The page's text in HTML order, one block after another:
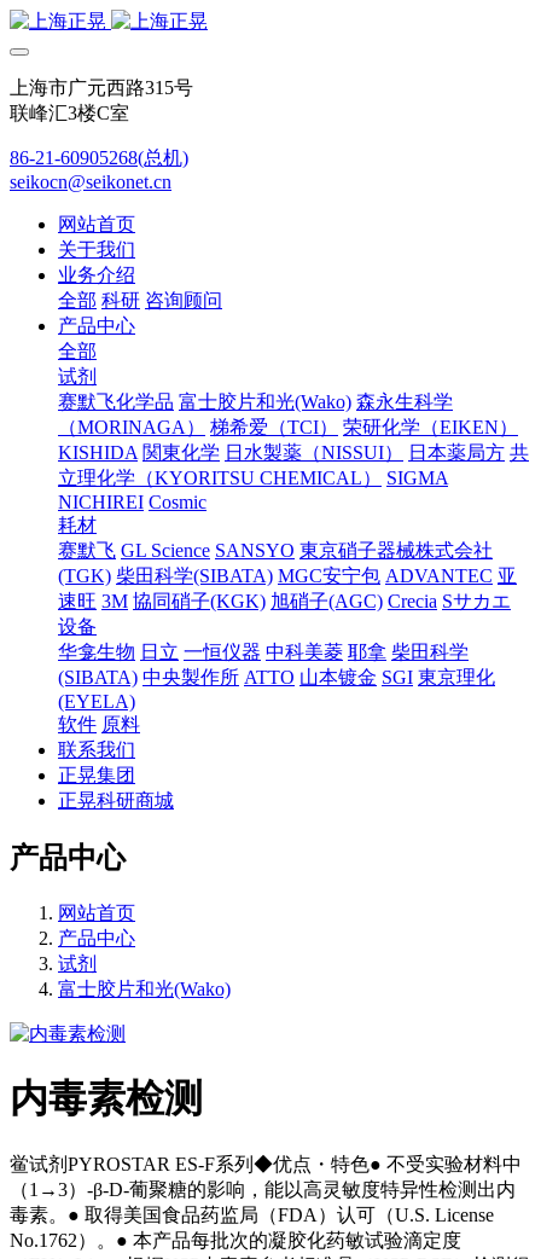
上海市广元西路315号
联峰汇3楼C室
86-21-60905268(总机)
seikocn@seikonet.cn
网站首页
关于我们
业务介绍
全部 科研 咨询顾问
产品中心
全部
试剂
赛默飞化学品 富士胶片和光(Wako) 森永生科学
（MORINAGA）
梯希爱（TCI）
荣研化学（EIKEN）
KISHIDA 関東化学 日水製薬（NISSUI） 日本薬局方 共
立理化学（KYORITSU CHEMICAL）
SIGMA
NICHIREI Cosmic
耗材
赛默飞 GL Science SANSYO 東京硝子器械株式会社
(TGK) 柴田科学(SIBATA) MGC安宁包 ADVANTEC 亚
速旺 3M 協同硝子(KGK) 旭硝子(AGC) Crecia Sサカエ
设备
华龛生物 日立 一恒仪器 中科美菱 耶拿 柴田科学
(SIBATA) 中央製作所 ATTO 山本镀金 SGI 東京理化
(EYELA)
软件 原料
联系我们
正晃集团
正晃科研商城
产品中心
网站首页
产品中心
试剂
富士胶片和光(Wako)
内毒素检测
鲎试剂PYROSTAR ES-F系列◆优点・特色● 不受实验材料中
（1→3）-β-D-葡聚糖的影响，能以高灵敏度特异性检测出内
毒素。● 取得美国食品药监局（FDA）认可（U.S. License
No.1762）。● 本产品每批次的凝胶化药敏试验滴定度